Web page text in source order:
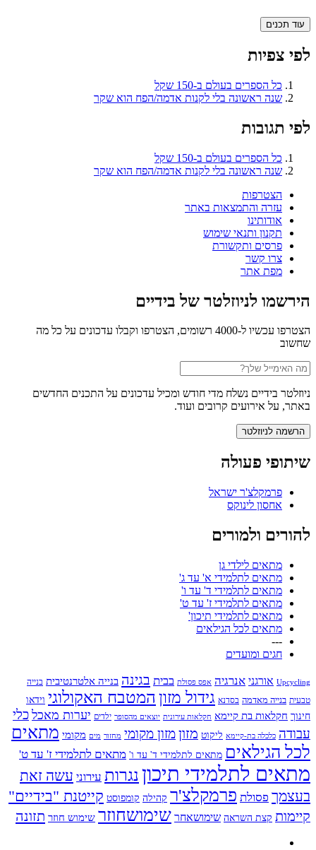
עוד תכנים
לפי צפיות
כל הספרים בעולם ב-150 שקל
שנה ראשונה בלי לקנות אדמה/הפח הוא שקר
לפי תגובות
כל הספרים בעולם ב-150 שקל
שנה ראשונה בלי לקנות אדמה/הפח הוא שקר
הצטרפות
עזרה והתמצאות באתר
אודותינו
תקנון ותנאי שימוש
פרסים ותקשורת
צרו קשר
מפת אתר
הירשמו לניוזלטר של בידיים
הצטרפו עכשיו ל-4000 רשומים, הצטרפו וקבלו עדכונים על כל מה
שחשוב
ניוזלטר בידיים נשלח מדי חודש ומכיל עדכונים על התכנים החדשים
באתר, על אירועים קרובים ועוד.
שיתופי פעולה
פרמקלצ'ר ישראל
אחסון לינוקס
להורים ולמורים
מתאים לילדי גן
מתאים לתלמידי א' עד ג'
מתאים לתלמידי ד' עד ו'
מתאים לתלמידי ז' עד ט'
מתאים לתלמידי תיכון'
מתאים לכל הגילאים
---
חגים ומועדים
Upcycling אורגני אנרגיה אפס פסולת בבית בגינה בנייה אלטרנטיבית בנייה
טבעית בנייה מאדמה בסדנא גידול מזון המטבח האקולוגי וידאו
חינוך חקלאות בת קיימא חקלאות עירונית יוצאים מהסופר ילדים יערות מאכל כלי
עבודה כלכלה בת-קיימא ליקוט מזוןמזון מקומי מחזור מים מקומי מתאים
לכל הגילאים מתאים לתלמידי ד' עד ו' מתאים לתלמידי ז' עד ט'
מתאים לתלמידי תיכון נגרות עירוני עשה זאת
בעצמך פסולת פרמקלצ'ר קהילה קומפוסט קייטנת "בידיים"
קיימות קצת השראה שימושאחר שימושחוזר שימוש חוזר תזונה